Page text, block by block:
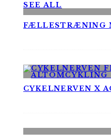
SEE ALL
FÆLLESTRÆNING
CYKELNERVEN X